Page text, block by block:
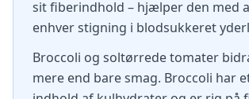
sit fiberindhold – hjælper den med
enhver stigning i blodsukkeret
Broccoli og soltørrede tomater
mere end bare smag. Broccoli har